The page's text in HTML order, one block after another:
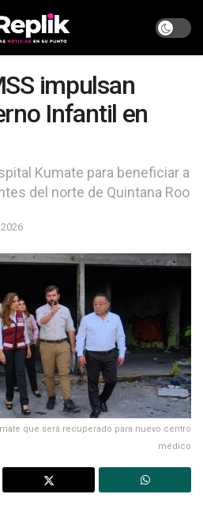
impulsan
Infantil en
Kumate para beneficiar a
del norte de Quintana Roo
que será recuperado para nuevo centro
médico